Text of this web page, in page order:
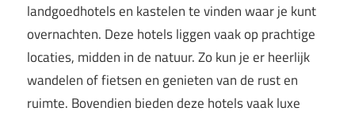
landgoedhotels en kastelen te vinden waar je kunt
overnachten. Deze hotels liggen vaak op prachtige
locaties, midden in de natuur. Zo kun je er heerlijk
wandelen of fietsen en genieten van de rust en
ruimte. Bovendien bieden deze hotels vaak luxe